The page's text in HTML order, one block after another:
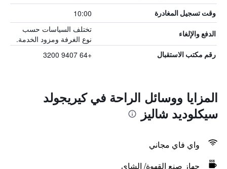
وقت تسجيل المغادرة 10:00
الدفع والإلغاء
تختلف السياسات حسب
نوع الغرفة ومزود الخدمة.
رقم مكتب الاستقبال +64 9407 3200
المزايا ووسائل الراحة في كيريجولد
سيكلوديد شاليز
واي فاي مجاني
جهاز صنع القهوة/ الشاي